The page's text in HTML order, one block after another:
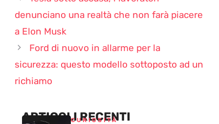
denunciano una realtà che non farà piacere
a Elon Musk
Ford di nuovo in allarme per la
sicurezza: questo modello sottoposto ad un
richiamo
ARTICOLI RECENTI
CURIOSITÀ